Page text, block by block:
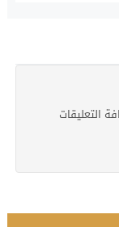
التعليقات